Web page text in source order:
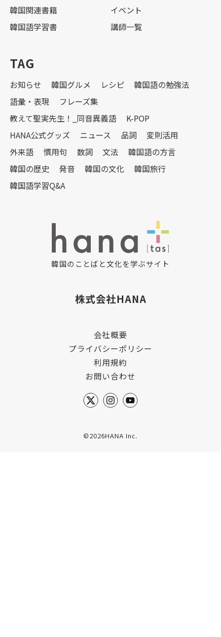
韓国関連書籍
韓国語学習書
イベント
講師一覧
TAG
お知らせ 韓国グルメ レシピ
韓国語の勉強法
語彙・表現
フレーズ集
教えて聖実先生！_同音異義語
K-POP
HANA公式グッズ
ニュース 品詞
変則活用
外来語
慣用句 数詞 文法
韓国語の方言
韓国の歴史
発音 韓国の文化
韓国旅行
韓国語学習Q&A
韓国のことばと文化を学ぶサイト
株式会社HANA
会社概要
プライバシーポリシー
利用規約
お問い合わせ
©2026HANA Inc.